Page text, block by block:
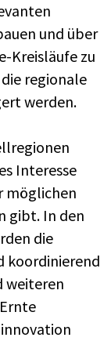
und über
Kreisläufe zu
regionale
werden.
Interesse
möglichen
gibt. In den
die
koordinierend
weiteren